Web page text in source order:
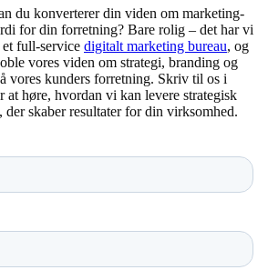
du konverterer din viden om marketing-
for din forretning? Bare rolig – det har vi
full-service digitalt marketing bureau, og
vores viden om strategi, branding og
vores kunders forretning. Skriv til os i
at høre, hvordan vi kan levere strategisk
skaber resultater for din virksomhed.